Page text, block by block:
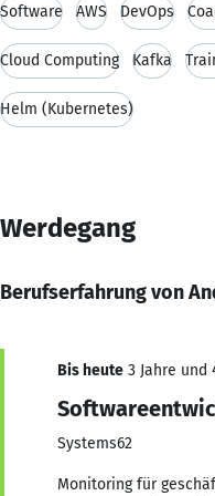
Software AWS DevOps
Cloud Computing Kafka
Helm (Kubernetes)
Werdegang
Berufserfahrung von
Bis heute 3 Jahre und
Systems62
Monitoring für